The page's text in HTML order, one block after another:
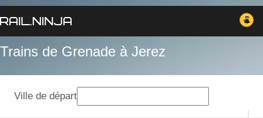
Trains de Grenade à Jerez
Ville de départ